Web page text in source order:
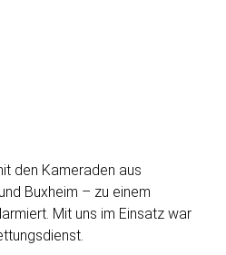
den Kameraden aus
Buxheim – zu einem
Mit uns im Einsatz war